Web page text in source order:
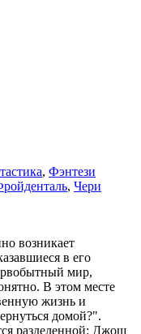
, Фэнтези
, Чери
возникает
в его
мир,
В этом месте
жизнь и
домой?".
разделенной: Джош